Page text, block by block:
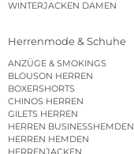
WINTERJACKEN DAMEN
Herrenmode & Schuhe
ANZÜGE & SMOKINGS
BLOUSON HERREN
BOXERSHORTS
CHINOS HERREN
GILETS HERREN
HERREN BUSINESSHEMDEN
HERREN HEMDEN
HERRENJACKEN